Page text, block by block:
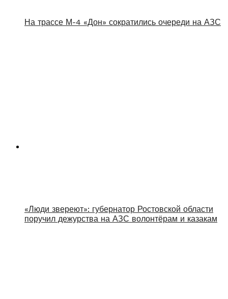
На трассе М-4 «Дон» сократились очереди на АЗС
«Люди звереют»: губернатор Ростовской области
поручил дежурства на АЗС волонтёрам и казакам